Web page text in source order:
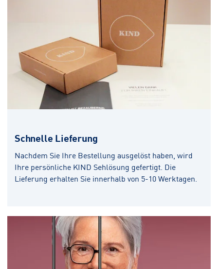
Schnelle Lieferung
Nachdem Sie Ihre Bestellung ausgelöst haben, wird
Ihre persönliche KIND Sehlösung gefertigt. Die
Lieferung erhalten Sie innerhalb von 5-10 Werktagen.